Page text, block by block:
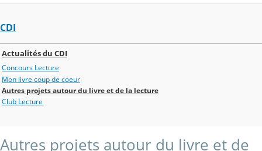
CDI
Actualités du CDI
Concours Lecture
Mon livre coup de coeur
Autres projets autour du livre et de la lecture
Club Lecture
Autres projets autour du livre et de